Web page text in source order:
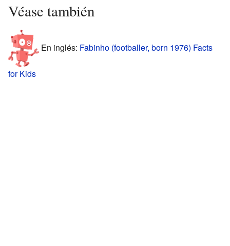
Véase también
En inglés: Fabinho (footballer, born 1976) Facts
for Kids